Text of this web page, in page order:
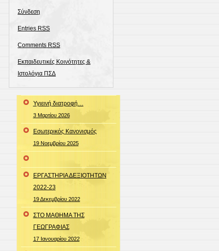
Σύνδεση
Entries RSS
Comments RSS
Εκπαιδευτικές Κοινότητες &
Ιστολόγια ΠΣΔ
Υγιεινή διατροφή…
3 Μαρτίου 2026
Εσωτερικός Κανονισμός
19 Νοεμβρίου 2025
ΕΡΓΑΣΤΗΡΙΑ ΔΕΞΙΟΤΗΤΩΝ
2022-23
19 Δεκεμβρίου 2022
ΣΤΟ ΜΑΘΗΜΑ ΤΗΣ
ΓΕΩΓΡΑΦΙΑΣ
17 Ιανουαρίου 2022